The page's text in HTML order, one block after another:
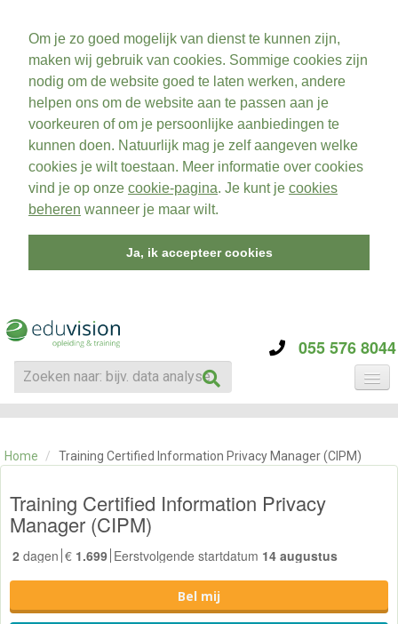
Om je zo goed mogelijk van dienst te kunnen zijn,
maken wij gebruik van cookies. Sommige cookies zijn
nodig om de website goed te laten werken, andere
helpen ons om de website aan te passen aan je
voorkeuren of om je persoonlijke aanbiedingen te
kunnen doen. Natuurlijk mag je zelf aangeven welke
cookies je wilt toestaan. Meer informatie over cookies
vind je op onze cookie-pagina. Je kunt je cookies
beheren wanneer je maar wilt.
Ja, ik accepteer cookies
055 576 8044
CATEGORIE
OVER ONS
SKILLS ALCHEMIST
Home / Training Certified Information Privacy Manager (CIPM)
Training Certified Information Privacy
Manager (CIPM)
2 dagen € 1.699 Eerstvolgende startdatum 14 augustus
Bel mij